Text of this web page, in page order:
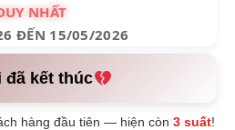
NHẤT
ĐẾN 15/05/2026
đã kết thúc
hàng đầu tiên — hiện còn3 suất!